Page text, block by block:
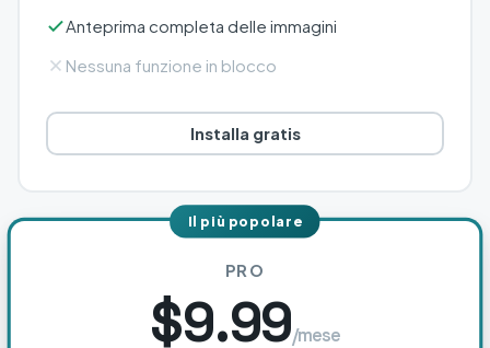
Anteprima completa delle immagini
Nessuna funzione in blocco
Installa gratis
Il più popolare
PRO
$9.99/mese